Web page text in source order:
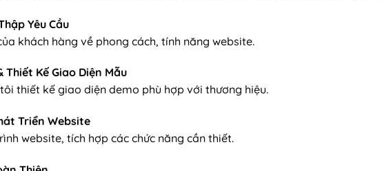
Yêu Cầu
khách hàng về phong cách, tính năng website.
Thiết Kế Giao Diện Mẫu
thiết kế giao diện demo phù hợp với thương hiệu.
Triển Website
website, tích hợp các chức năng cần thiết.